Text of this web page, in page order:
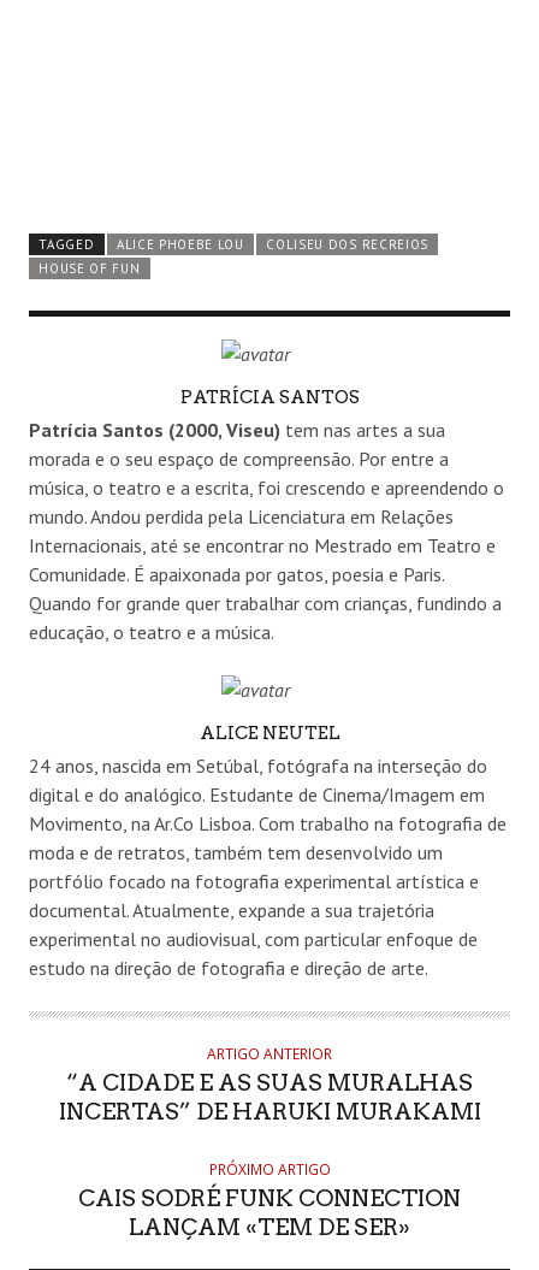
TAGGED ALICE PHOEBE LOU
COLISEU DOS RECREIOS
HOUSE OF FUN
PATRÍCIA SANTOS
Patrícia Santos (2000, Viseu) tem nas artes a sua
morada e o seu espaço de compreensão. Por entre a
música, o teatro e a escrita, foi crescendo e apreendendo o
mundo. Andou perdida pela Licenciatura em Relações
Internacionais, até se encontrar no Mestrado em Teatro e
Comunidade. É apaixonada por gatos, poesia e Paris.
Quando for grande quer trabalhar com crianças, fundindo a
educação, o teatro e a música.
ALICE NEUTEL
24 anos, nascida em Setúbal, fotógrafa na interseção do
digital e do analógico. Estudante de Cinema/Imagem em
Movimento, na Ar.Co Lisboa. Com trabalho na fotografia de
moda e de retratos, também tem desenvolvido um
portfólio focado na fotografia experimental artística e
documental. Atualmente, expande a sua trajetória
experimental no audiovisual, com particular enfoque de
estudo na direção de fotografia e direção de arte.
ARTIGO ANTERIOR
“A CIDADE E AS SUAS MURALHAS
INCERTAS” DE HARUKI MURAKAMI
PRÓXIMO ARTIGO
CAIS SODRÉ FUNK CONNECTION
LANÇAM «TEM DE SER»